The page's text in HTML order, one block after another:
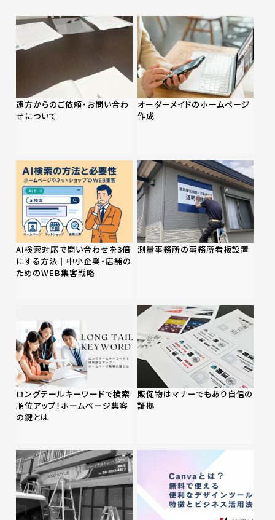
遠方からのご依頼・お問い合わ
せについて
オーダーメイドのホームページ
作成
AI検索対応で問い合わせを3倍
にする方法｜中小企業・店舗の
ためのWEB集客戦略
測量事務所の事務所看板設置
ロングテールキーワードで検索
順位アップ！ホームページ集客
の鍵とは
販促物はマナーでもあり自信の
証拠